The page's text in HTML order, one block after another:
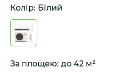
Колір: Білий
За площею: до 42 м²